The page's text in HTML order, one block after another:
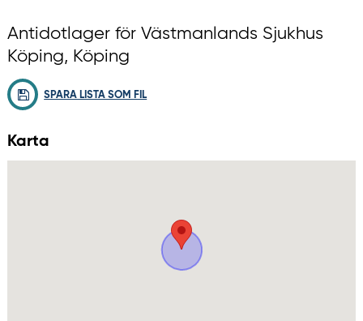
Antidotlager för Västmanlands Sjukhus
Köping, Köping
SPARA LISTA SOM FIL
Karta